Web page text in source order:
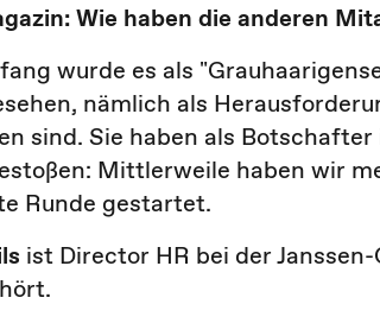
Wie haben die anderen
wurde es als
nämlich als
sind. Sie haben als
Mittlerweile haben wir
Runde gestartet.
ist Director HR bei der